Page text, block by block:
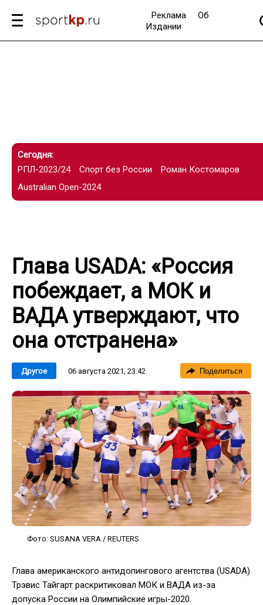
Реклама
Об
Издании
Сегодня:
РПЛ-2023/24
Спорт без России
Роман Костомаров
Australian Open-2024
Глава USADA: «Россия
побеждает, а МОК и
ВАДА утверждают, что
она отстранена»
Другое 06 августа 2021, 23:42 Поделиться
Фото: SUSANA VERA / REUTERS
Глава американского антидопингового агентства (USADA)
Трэвис Тайгарт раскритиковал МОК и ВАДА из-за
допуска России на Олимпийские игры-2020.